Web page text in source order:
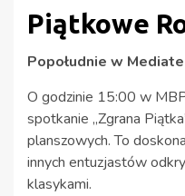
Piątkowe
Popołudnie w
O godzinie 15:00 w
spotkanie „Zgrana
planszowych. To
innych entuzjastów
klasykami.